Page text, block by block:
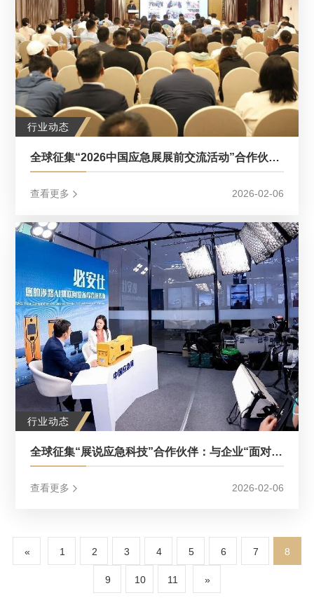
行业动态
全球征集“2026中国应急展展前交流活动”合作伙伴：以活动为载体 “一对一”促供需
查看更多 2026-02-06
行业动态
全球征集“展说应急科技”合作伙伴：与企业“面对面” 为供需“搭平台”
查看更多 2026-02-06
« 1 2 3 4 5 6 7 8
9 10 11 »